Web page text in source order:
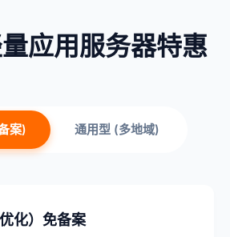
应用服务器特惠
案) 通用型 (多地域)
化）免备案